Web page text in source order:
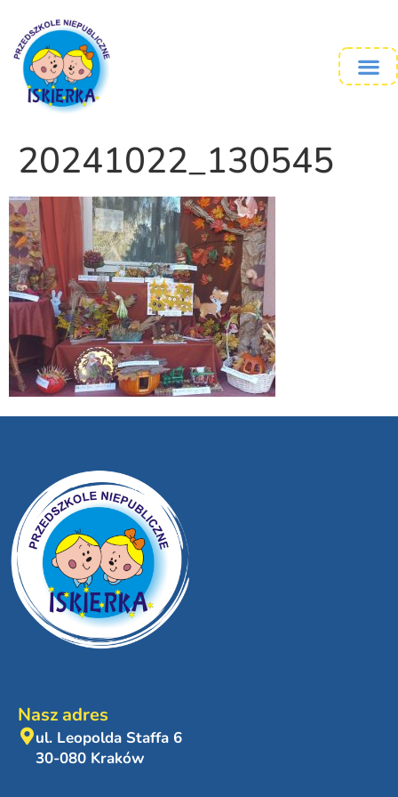
20241022_130545
Nasz adres
ul. Leopolda Staffa 6
30-080 Kraków